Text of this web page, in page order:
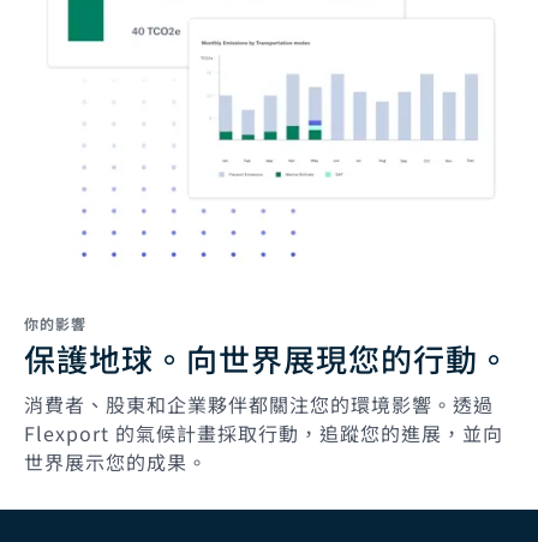
你的影響
保護地球。向世界展現您的行動。
消費者、股東和企業夥伴都關注您的環境影響。透過
Flexport 的氣候計畫採取行動，追蹤您的進展，並向
世界展示您的成果。